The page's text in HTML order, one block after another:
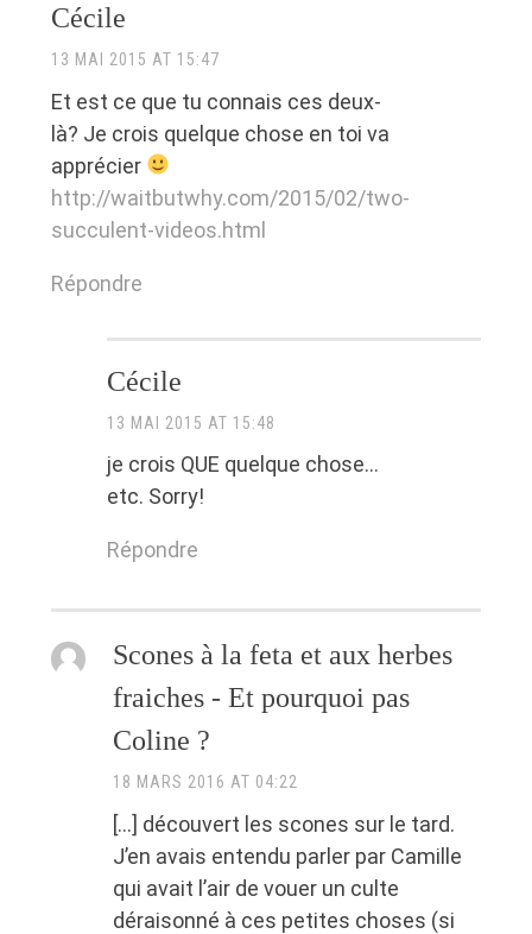
Cécile
13 MAI 2015 AT 15:47
Et est ce que tu connais ces deux-
là? Je crois quelque chose en toi va
apprécier
http://waitbutwhy.com/2015/02/two-
succulent-videos.html
Répondre
Cécile
13 MAI 2015 AT 15:48
je crois QUE quelque chose…
etc. Sorry!
Répondre
Scones à la feta et aux herbes
fraiches - Et pourquoi pas
Coline ?
18 MARS 2016 AT 04:22
[…] découvert les scones sur le tard.
J’en avais entendu parler par Camille
qui avait l’air de vouer un culte
déraisonné à ces petites choses (si